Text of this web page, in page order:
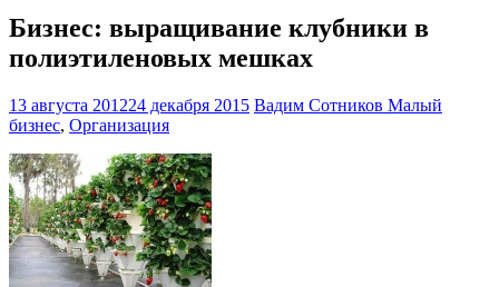
Бизнес: выращивание клубники в
полиэтиленовых мешках
13 августа 201224 декабря 2015 Вадим Сотников Малый
бизнес, Организация